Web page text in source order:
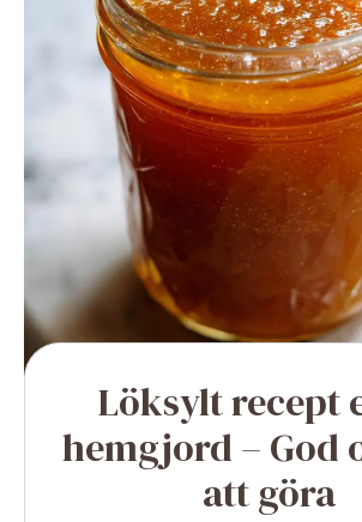
Löksylt recept
hemgjord – God
att göra